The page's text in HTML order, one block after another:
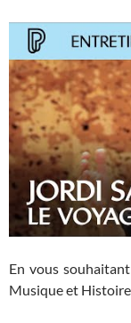
En vous
Musique et